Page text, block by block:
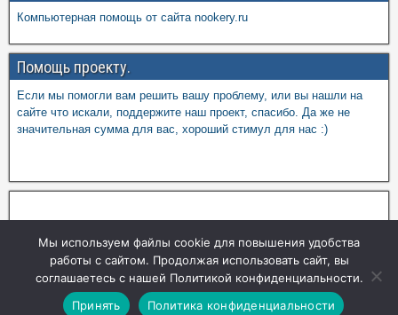
Компьютерная помощь от сайта nookery.ru
Помощь проекту.
Если мы помогли вам решить вашу проблему, или вы нашли на
сайте что искали, поддержите наш проект, спасибо. Да же не
значительная сумма для вас, хороший стимул для нас :)
Мы используем файлы cookie для повышения удобства
работы с сайтом. Продолжая использовать сайт, вы
соглашаетесь с нашей Политикой конфиденциальности.
Принять
Политика конфиденциальности